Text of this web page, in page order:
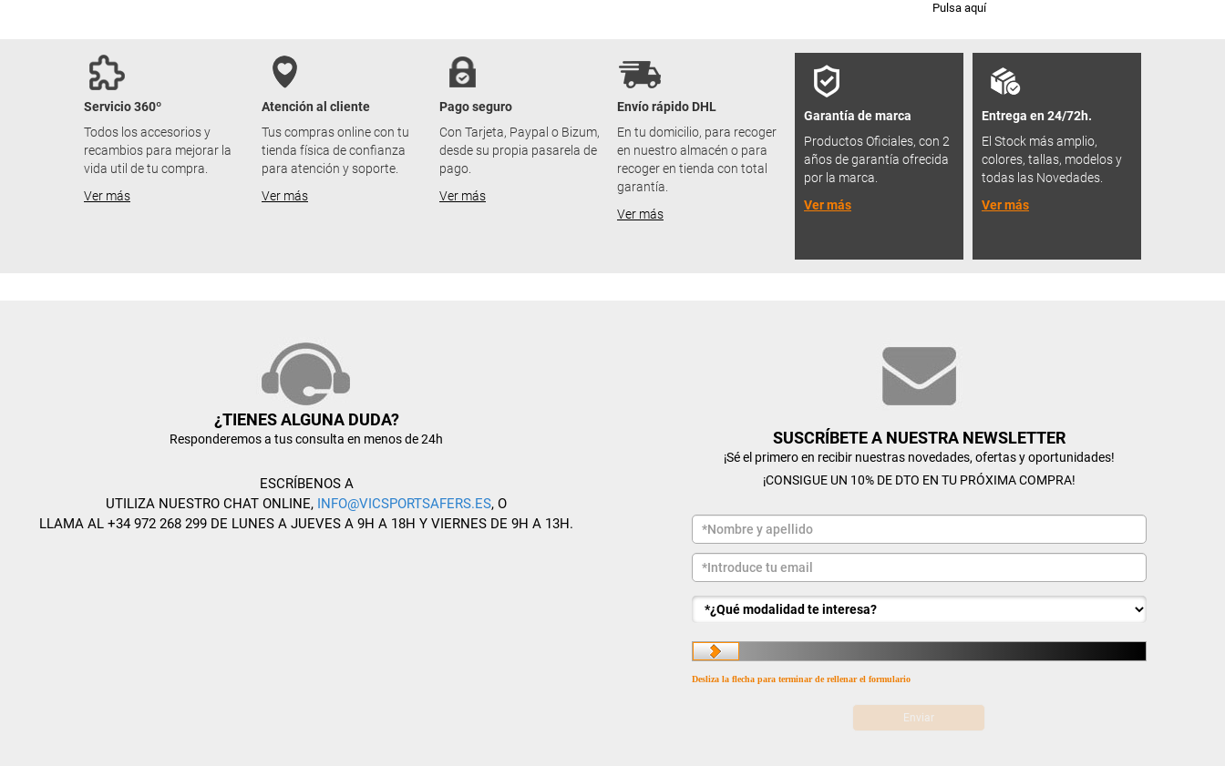
Pulsa aquí
Servicio 360º
Todos los accesorios y
recambios para mejorar la
vida util de tu compra.
Ver más
Atención al cliente
Tus compras online con tu
tienda física de confianza
para atención y soporte.
Ver más
Pago seguro
Con Tarjeta, Paypal o Bizum,
desde su propia pasarela de
pago.
Ver más
Envío rápido DHL
En tu domicilio, para recoger
en nuestro almacén o para
recoger en tienda con total
garantía.
Ver más
Garantía de marca
Productos Oficiales, con 2
años de garantía ofrecida
por la marca.
Ver más
Entrega en 24/72h.
El Stock más amplio,
colores, tallas, modelos y
todas las Novedades.
Ver más
¿TIENES ALGUNA DUDA?
Responderemos a tus consulta en menos de 24h
ESCRÍBENOS A
UTILIZA NUESTRO CHAT ONLINE, INFO@VICSPORTSAFERS.ES, O
LLAMA AL +34 972 268 299 DE LUNES A JUEVES A 9H A 18H Y VIERNES DE 9H A 13H.
SUSCRÍBETE A NUESTRA NEWSLETTER
¡Sé el primero en recibir nuestras novedades, ofertas y oportunidades!
¡CONSIGUE UN 10% DE DTO EN TU PRÓXIMA COMPRA!
Desliza la flecha para terminar de rellenar el formulario